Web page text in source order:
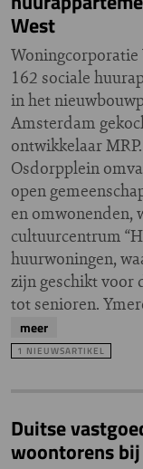
West
Woningcorporatie
162 sociale
in het
Amsterdam
ontwikkelaar
Osdorpplein
open
en omwonenden,
cultuurcentrum
huurwoningen,
zijn geschikt voor
tot senioren.
meer
1 NIEUWSARTIKEL
Duitse
woontorens